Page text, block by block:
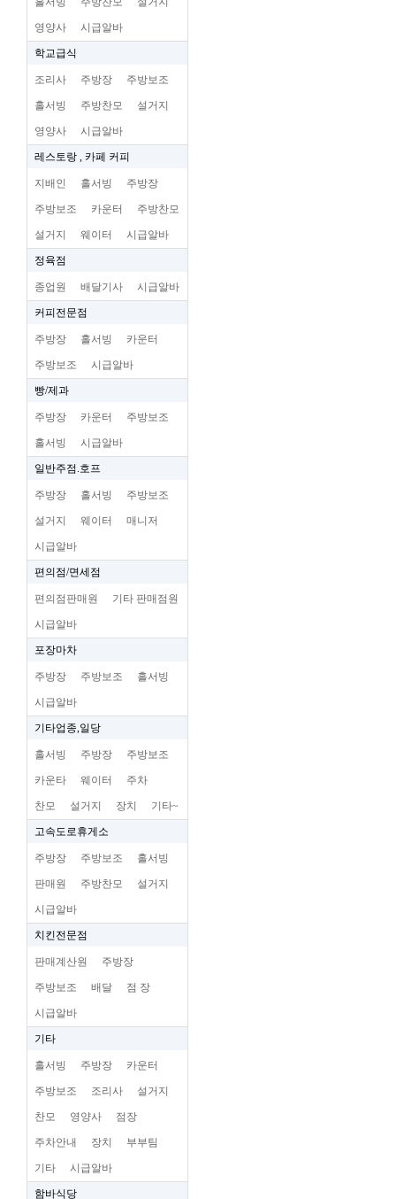
영양사 시급알바
학교급식
조리사 주방장 주방보조
홀서빙 주방찬모 설거지
영양사 시급알바
레스토랑 , 카페 커피
지배인 홀서빙 주방장
주방보조 카운터 주방찬모
설거지 웨이터 시급알바
정육점
종업원 배달기사 시급알바
커피전문점
주방장 홀서빙 카운터
주방보조 시급알바
빵/제과
주방장 카운터 주방보조
홀서빙 시급알바
일반주점.호프
주방장 홀서빙 주방보조
설거지 웨이터 매니저
시급알바
편의점/면세점
편의점판매원 기타 판매점원
시급알바
포장마차
주방장 주방보조 홀서빙
시급알바
기타업종,일당
홀서빙 주방장 주방보조
카운타 웨이터 주차
찬모 설거지 장치 기타~
고속도로휴게소
주방장 주방보조 홀서빙
판매원 주방찬모 설거지
시급알바
치킨전문점
판매계산원 주방장
주방보조 배달 점 장
시급알바
기타
홀서빙 주방장 카운터
주방보조 조리사 설거지
찬모 영양사 점장
주차안내 장치 부부팀
기타 시급알바
함바식당